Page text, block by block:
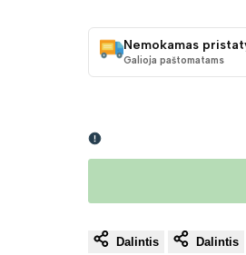
Nemokamas
Galioja paštomatams
Dalintis Dalintis